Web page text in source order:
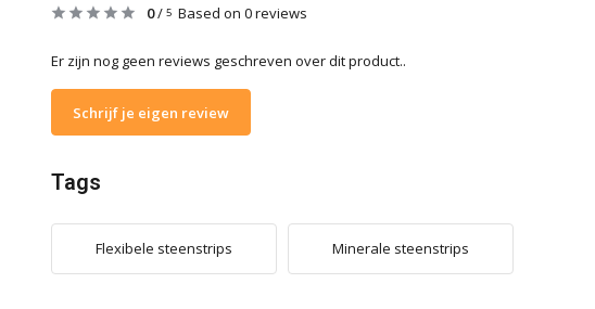
0/ 5 Based on 0 reviews
Er zijn nog geen reviews geschreven over dit product..
Schrijf je eigen review
Tags
Flexibele steenstrips Minerale steenstrips